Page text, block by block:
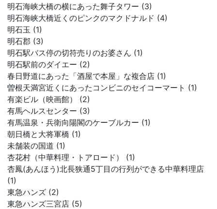
明石海峡大橋の横にあった舞子タワー (3)
明石海峡大橋近くのピンクのマクドナルド (4)
明石玉 (1)
明石郡 (3)
明石駅バス停の切符売りのお婆さん (1)
明石駅前のダイエー (2)
春日野道にあった「酒屋で本屋」な複合店 (1)
曽根天満宮近くにあったコンビニのセイコーマート (1)
有楽ビル（映画館） (2)
有馬ヘルスセンター (3)
有馬温泉・兵衛向陽閣のケーブルカー (1)
朝日橋と大将軍橋 (1)
未舗装の国道 (1)
杏花村（中華料理・トアロード） (1)
杏鳳(あんほう)北長狭通5丁目の行列ができる中華料理店
(1)
東急ハンズ (2)
東急ハンズ三宮店 (5)